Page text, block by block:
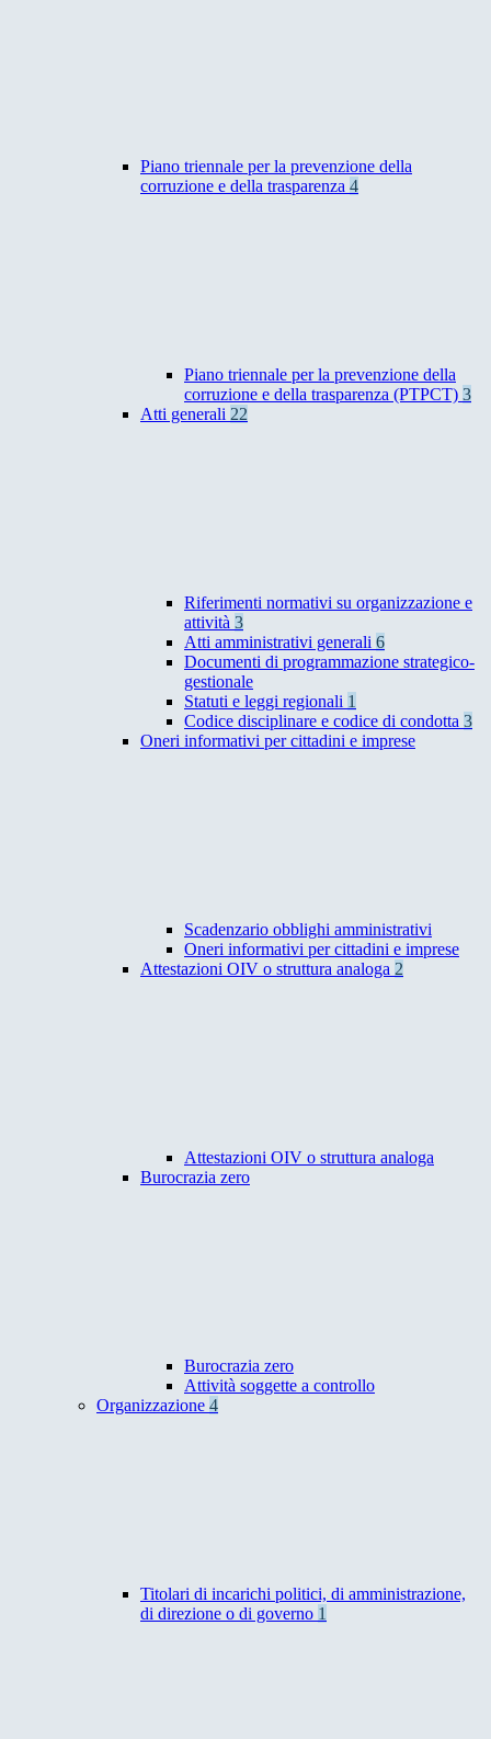
Piano triennale per la prevenzione della
corruzione e della trasparenza 4
Piano triennale per la prevenzione della
corruzione e della trasparenza (PTPCT) 3
Atti generali 22
Riferimenti normativi su organizzazione e
attività 3
Atti amministrativi generali 6
Documenti di programmazione strategico-
gestionale
Statuti e leggi regionali 1
Codice disciplinare e codice di condotta 3
Oneri informativi per cittadini e imprese
Scadenzario obblighi amministrativi
Oneri informativi per cittadini e imprese
Attestazioni OIV o struttura analoga 2
Attestazioni OIV o struttura analoga
Burocrazia zero
Burocrazia zero
Attività soggette a controllo
Organizzazione 4
Titolari di incarichi politici, di amministrazione,
di direzione o di governo 1